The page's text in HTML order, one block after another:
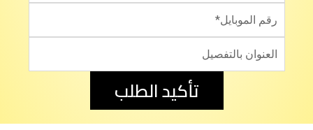
تأكيد الطلب